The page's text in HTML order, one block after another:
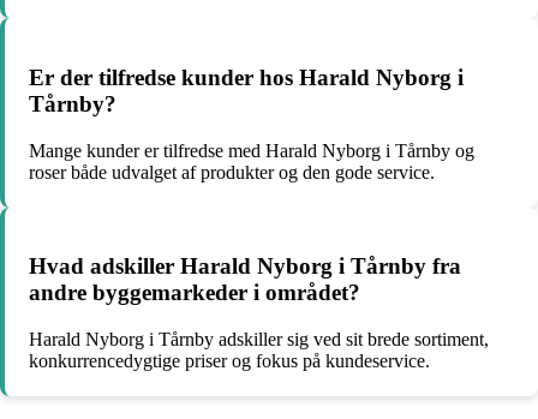
Er der tilfredse kunder hos Harald Nyborg i
Tårnby?
Mange kunder er tilfredse med Harald Nyborg i Tårnby og
roser både udvalget af produkter og den gode service.
Hvad adskiller Harald Nyborg i Tårnby fra
andre byggemarkeder i området?
Harald Nyborg i Tårnby adskiller sig ved sit brede sortiment,
konkurrencedygtige priser og fokus på kundeservice.